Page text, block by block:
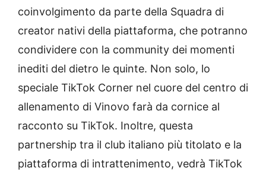
coinvolgimento da parte della Squadra di
creator nativi della piattaforma, che potranno
condividere con la community dei momenti
inediti del dietro le quinte. Non solo, lo
speciale TikTok Corner nel cuore del centro di
allenamento di Vinovo farà da cornice al
racconto su TikTok. Inoltre, questa
partnership tra il club italiano più titolato e la
piattaforma di intrattenimento, vedrà TikTok